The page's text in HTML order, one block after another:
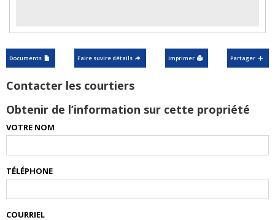
Documents Faire suvire détails Imprimer Partager
Contacter les courtiers
Obtenir de l’information sur cette propriété
VOTRE NOM
TÉLÉPHONE
COURRIEL